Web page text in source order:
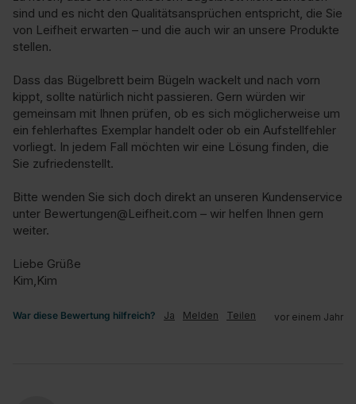
sind und es nicht den Qualitätsansprüchen entspricht, die Sie
von Leifheit erwarten – und die auch wir an unsere Produkte
stellen.
Dass das Bügelbrett beim Bügeln wackelt und nach vorn
kippt, sollte natürlich nicht passieren. Gern würden wir
gemeinsam mit Ihnen prüfen, ob es sich möglicherweise um
ein fehlerhaftes Exemplar handelt oder ob ein Aufstellfehler
vorliegt. In jedem Fall möchten wir eine Lösung finden, die
Sie zufriedenstellt.
Bitte wenden Sie sich doch direkt an unseren Kundenservice
unter Bewertungen@Leifheit.com – wir helfen Ihnen gern
weiter.
Liebe Grüße
Kim,Kim
War diese Bewertung hilfreich? Ja Melden Teilen vor einem Jahr